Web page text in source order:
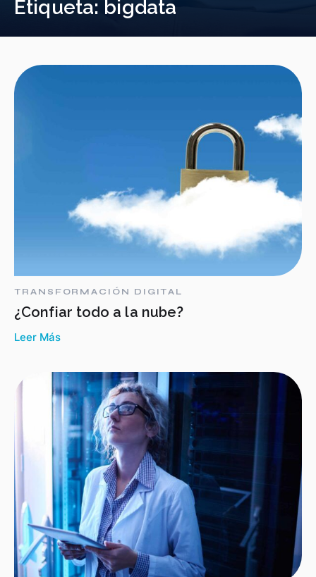
Etiqueta: bigdata
TRANSFORMACIÓN DIGITAL
¿Confiar todo a la nube?
Leer Más